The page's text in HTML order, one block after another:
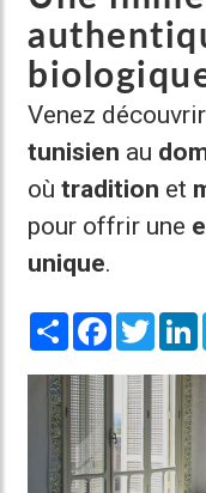
Venez
tunisien au
oùtradition et
pour offrir une
unique.
Share Facebook